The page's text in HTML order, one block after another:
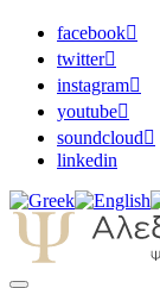
facebook
twitter
instagram
youtube
soundcloud
linkedin